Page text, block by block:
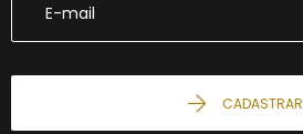
CADASTRAR